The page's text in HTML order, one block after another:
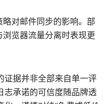
对邮件同步的影响。部
览器流量分离时表现更
证据并非全部来自单一评
志承诺的可信度随品牌透